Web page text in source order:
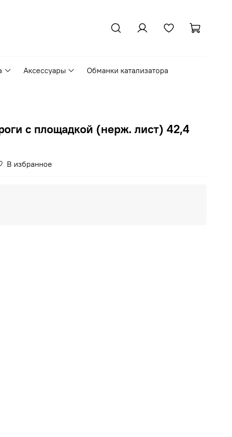
Аксессуары Обманки катализатора
с площадкой (нерж. лист) 42,4
В избранное